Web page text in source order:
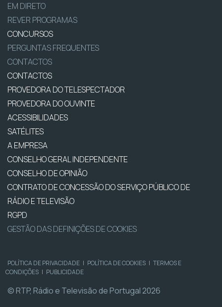
EM DIRETO
REVER PROGRAMAS
CONCURSOS
PERGUNTAS FREQUENTES
CONTACTOS
CONTACTOS
PROVEDORA DO TELESPECTADOR
PROVEDORA DO OUVINTE
ACESSIBILIDADES
SATÉLITES
A EMPRESA
CONSELHO GERAL INDEPENDENTE
CONSELHO DE OPINIÃO
CONTRATO DE CONCESSÃO DO SERVIÇO PÚBLICO DE
RÁDIO E TELEVISÃO
RGPD
GESTÃO DAS DEFINIÇÕES DE COOKIES
POLÍTICA DE PRIVACIDADE | POLÍTICA DE COOKIES | TERMOS E
CONDIÇÕES | PUBLICIDADE
© RTP, Rádio e Televisão de Portugal 2026